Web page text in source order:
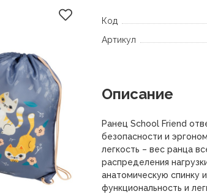
Код
Артикул
Описание
Ранец School Friend
безопасности и
легкость – вес ранца
распределения
анатомическую спинку
функциональность и